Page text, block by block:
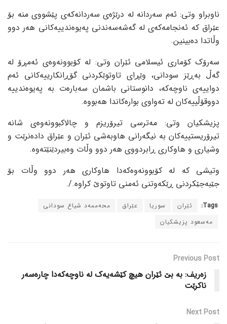
ناوبراو وتی: ئەم سەردانە لە درێژەی سەردانەکەی پێشووی منە بۆ
عێراق کە ئەنجامەکەی لە گەشەسەندنی پەیوەندییەکانی هەر دوو
وڵاتدا دەبینین.
سەرۆک کۆماری ئیسلامی ئێران وتی: لە کۆبوونەوەی ئەمڕۆ لە
گەڵ بەڕێز سودانی، وێڕای تاوتوێکردنی گۆڕانکارییەکانی ئەم
دواییەی ناوچەکە، دانوستانی باشمان سەبارەت بە پەیوەندییە
دووقۆڵییەکان لە تەواوی بوارەکاندا هەبووە.
پزیشکیان وتی: مەترسی تیرۆریزم و چالاکبوونەوەی شانە
تیرۆریستییەکان بە نیگەرانی هاوبەشی ئێران و عێراق دادەنرێت و
وشیاری و هاوکاری ڕابردووی هەر دوو وڵات وەبیردێنێتەوە.
وتیشی کە لە کۆبوونەوەکەدا هاوکاری هەر دوو وڵات بۆ
جێبەجێکردنی ڕێکەوتنی ئەمنی تاوتوێ کراوە./.
Tags: ئێران سوریا عێراق
محەممەد شیاع سودانی
مەسعود پزیشکیان
Previous Post
زەریف: بە بێ ئێران هیچ کێشەیەک لە ناوچەکەدا چارەسەر
ناکرێت
Next Post